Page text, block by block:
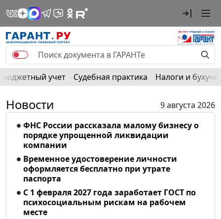
Бюджетный учет Судебная практика Налоги и
Новости
9 августа 2026
ФНС России рассказала малому бизнесу о
порядке упрощенной ликвидации
компании
Временное удостоверение личности
оформляется бесплатно при утрате
паспорта
С 1 февраля 2027 года заработает ГОСТ по
психосоциальным рискам на рабочем
месте